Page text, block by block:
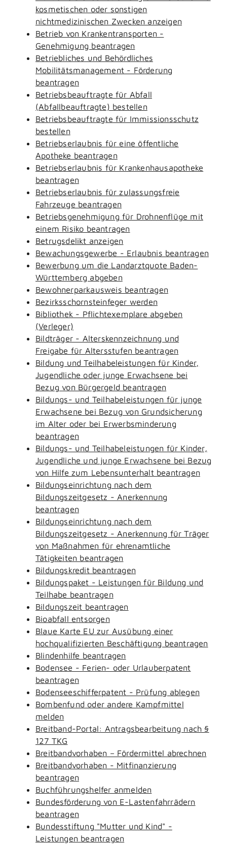
kosmetischen oder sonstigen
nichtmedizinischen Zwecken anzeigen
Betrieb von Krankentransporten -
Genehmigung beantragen
Betriebliches und Behördliches
Mobilitätsmanagement - Förderung
beantragen
Betriebsbeauftragte für Abfall
(Abfallbeauftragte) bestellen
Betriebsbeauftragte für Immissionsschutz
bestellen
Betriebserlaubnis für eine öffentliche
Apotheke beantragen
Betriebserlaubnis für Krankenhausapotheke
beantragen
Betriebserlaubnis für zulassungsfreie
Fahrzeuge beantragen
Betriebsgenehmigung für Drohnenflüge mit
einem Risiko beantragen
Betrugsdelikt anzeigen
Bewachungsgewerbe - Erlaubnis beantragen
Bewerbung um die Landarztquote Baden-
Württemberg abgeben
Bewohnerparkausweis beantragen
Bezirksschornsteinfeger werden
Bibliothek - Pflichtexemplare abgeben
(Verleger)
Bildträger - Alterskennzeichnung und
Freigabe für Altersstufen beantragen
Bildung und Teilhabeleistungen für Kinder,
Jugendliche oder junge Erwachsene bei
Bezug von Bürgergeld beantragen
Bildungs- und Teilhabeleistungen für junge
Erwachsene bei Bezug von Grundsicherung
im Alter oder bei Erwerbsminderung
beantragen
Bildungs- und Teilhabeleistungen für Kinder,
Jugendliche und junge Erwachsene bei Bezug
von Hilfe zum Lebensunterhalt beantragen
Bildungseinrichtung nach dem
Bildungszeitgesetz - Anerkennung
beantragen
Bildungseinrichtung nach dem
Bildungszeitgesetz - Anerkennung für Träger
von Maßnahmen für ehrenamtliche
Tätigkeiten beantragen
Bildungskredit beantragen
Bildungspaket - Leistungen für Bildung und
Teilhabe beantragen
Bildungszeit beantragen
Bioabfall entsorgen
Blaue Karte EU zur Ausübung einer
hochqualifizierten Beschäftigung beantragen
Blindenhilfe beantragen
Bodensee - Ferien- oder Urlauberpatent
beantragen
Bodenseeschifferpatent - Prüfung ablegen
Bombenfund oder andere Kampfmittel
melden
Breitband-Portal: Antragsbearbeitung nach §
127 TKG
Breitbandvorhaben – Fördermittel abrechnen
Breitbandvorhaben - Mitfinanzierung
beantragen
Buchführungshelfer anmelden
Bundesförderung von E-Lastenfahrrädern
beantragen
Bundesstiftung "Mutter und Kind" -
Leistungen beantragen